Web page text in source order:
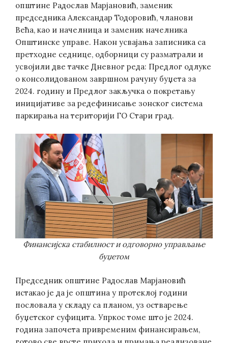
општине Радослав Марјановић, заменик
председника Александар Тодоровић, чланови
Већа, као и начелница и заменик начелника
Општинске управе. Након усвајања записника са
претходне седнице, одборници су разматрали и
усвојили две тачке Дневног реда: Предлог одлуке
о консолидованом завршном рачуну буџета за
2024. годину и Предлог закључка о покретању
иницијативе за редефинисање зонског система
паркирања на територији ГО Стари град.
Финансијска стабилност и одговорно управљање
буџетом
Председник општине Радослав Марјановић
истакао је да је општина у протеклој години
пословала у складу са планом, уз остварење
буџетског суфицита. Упркос томе што је 2024.
година започета привременим финансирањем,